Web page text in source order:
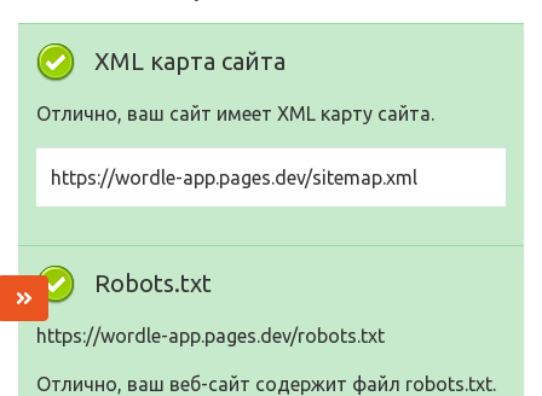
XML карта сайта
Отлично, ваш сайт имеет XML карту сайта.
https://wordle-app.pages.dev/sitemap.xml
Robots.txt
https://wordle-app.pages.dev/robots.txt
Отлично, ваш веб-сайт содержит файл robots.txt.